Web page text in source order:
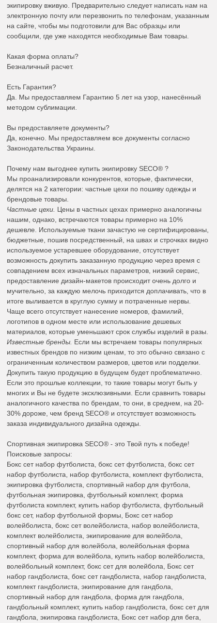
экипировку вживую. Предварительно следует написать нам на
электронную почту или перезвонить по телефонам, указанным
на сайте, чтобы мы подготовили для Вас образцы или
сообщили, где уже находятся необходимые Вам товары.
Какая форма оплаты?
Безналичный расчет.
Есть Гарантия?
Да. Мы предоставляем Гарантию 5 лет на узор, нанесённый
методом сублимации.
Вы предоставляете документы?
Да, конечно. Мы предоставляем все документы согласно
Законодательства Украины.
Почему нам выгоднее купить экипировку SECO® ?
Мы проанализировали конкурентов, которые, фактически,
делятся на 2 категории: частные цехи по пошиву одежды и
брендовые товары.
Частные цехи. Цены в частных цехах примерно аналогичны
нашим, однако, встречаются товары примерно на 10%
дешевле. Используемые ткани зачастую не сертифицированы,
бюджетные, пошив посредственный, на швах и строчках видно
используемое устаревшее оборудование, отсутствует
возможность докупить заказанную продукцию через время с
совпадением всех изначальных параметров, низкий сервис,
предоставление дизайн-макетов происходит очень долго и
мучительно, за каждую мелочь приходится доплачивать, что в
итоге выливается в круглую сумму и потраченные нервы.
Чаще всего отсутствует нанесение номеров, фамилий,
логотипов в одном месте или использование дешевых
материалов, которые уменьшают срок службы изделий в разы.
Известные бренды. Если мы встречаем товары популярных
известных брендов по низким ценам, то это обычно связано с
ограниченным количеством размеров, цветов или подделки.
Докупить такую продукцию в будущем будет проблематично.
Если это прошлые коллекции, то такие товары могут быть у
многих и Вы не будете эксклюзивными. Если сравнить товары
аналогичного качества по брендам, то они, в среднем, на 20-
30% дороже, чем бренд SECO® и отсутствует возможность
заказа индивидуального дизайна одежды.
Спортивная экипировка SECO® - это Твой путь к победе!
Поисковые запросы:
Бокс сет набор футболиста, бокс сет футболиста, бокс сет
набор футболиста, набор футболиста, комплект футболиста,
экипировка футболиста, спортивный набор для футбола,
футбольная экипировка, футбольный комплект, форма
футболиста комплект, купить набор футболиста, футбольный
бокс сет, набор футбольной формы, Бокс сет набор
волейболиста, бокс сет волейболиста, набор волейболиста,
комплект волейболиста, экипирование для волейбола,
спортивный набор для волейбола, волейбольная форма
комплект, форма для волейбола, купить набор волейболиста,
волейбольный комплект, бокс сет для волейбола, Бокс сет
набор гандболиста, бокс сет гандболиста, набор гандболиста,
комплект гандболиста, экипирование для гандбола,
спортивный набор для гандбола, форма для гандбола,
гандбольный комплект, купить набор гандболиста, бокс сет для
гандбола, экипировка гандболиста, Бокс сет набор для бега,